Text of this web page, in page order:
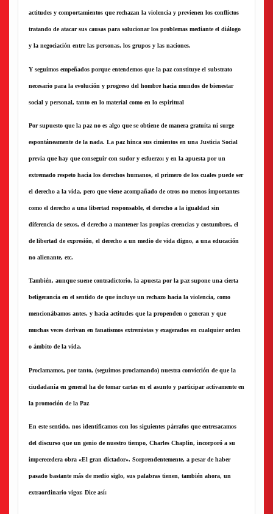
actitudes y comportamientos que rechazan la violencia y previenen los conflictos
tratando de atacar sus causas para solucionar los problemas mediante el diálogo
y la negociación entre las personas, los grupos y las naciones.
Y seguimos empeñados porque entendemos que la paz constituye el substrato
necesario para la evolución y progreso del hombre hacia mundos de bienestar
social y personal, tanto en lo material como en lo espiritual
Por supuesto que la paz no es algo que se obtiene de manera gratuíta ni surge
espontáneamente de la nada. La paz hinca sus cimientos en una Justicia Social
previa que hay que conseguir con sudor y esfuerzo; y en la apuesta por un
extremado respeto hacia los derechos humanos, el primero de los cuales puede ser
el derecho a la vida, pero que viene acompañado de otros no menos importantes
como el derecho a una libertad responsable, el derecho a la igualdad sin
diferencia de sexos, el derecho a mantener las propias creencias y costumbres, el
de libertad de expresión, el derecho a un medio de vida digno, a una educación
no alienante, etc.
También, aunque suene contradictorio, la apuesta por la paz supone una cierta
beligerancia en el sentido de que incluye un rechazo hacia la violencia, como
mencionábamos antes, y hacia actitudes que la propenden o generan y que
muchas veces derivan en fanatismos extremistas y exagerados en cualquier orden
o ámbito de la vida.
Proclamamos, por tanto, (seguimos proclamando) nuestra convicción de que la
ciudadanía en general ha de tomar cartas en el asunto y participar activamente en
la promoción de la Paz
En este sentido, nos identificamos con los siguientes párrafos que entresacamos
del discurso que un genio de nuestro tiempo, Charles Chaplin, incorporó a su
imperecedera obra «El gran dictador». Sorprendentemente, a pesar de haber
pasado bastante más de medio siglo, sus palabras tienen, también ahora, un
extraordinario vigor. Dice así: